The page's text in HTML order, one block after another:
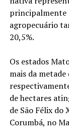
principalmente
agropecuário
20,5%.
Os estados
mais da
de hectares
de São Félix do
Corumbá, no